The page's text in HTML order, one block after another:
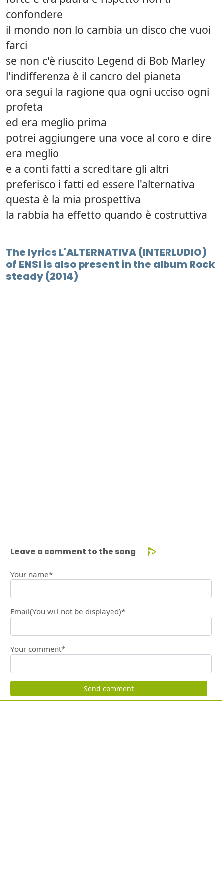
confondere
il mondo non lo cambia un disco che vuoi
farci
se non c'è riuscito Legend di Bob Marley
l'indifferenza è il cancro del pianeta
ora segui la ragione qua ogni ucciso ogni
profeta
ed era meglio prima
potrei aggiungere una voce al coro e dire
era meglio
e a conti fatti a screditare gli altri
preferisco i fatti ed essere l'alternativa
questa è la mia prospettiva
la rabbia ha effetto quando è costruttiva
The lyrics L'ALTERNATIVA (INTERLUDIO)
of ENSI is also present in the album Rock
steady (2014)
Leave a comment to the song
Your name*
Email(You will not be displayed)*
Your comment*
Send comment